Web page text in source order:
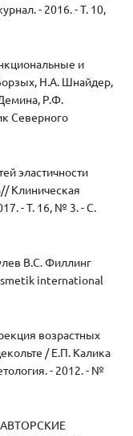
- 2016. - Т. 10,
и
Н.А. Шнайдер,
Р.Ф.
Северного
эластичности
Клиническая
- Т. 16, № 3. - С.
В.С. Филлинг
international
возрастных
/ Е.П. Калика
- 2012. - №
АВТОРСКИЕ